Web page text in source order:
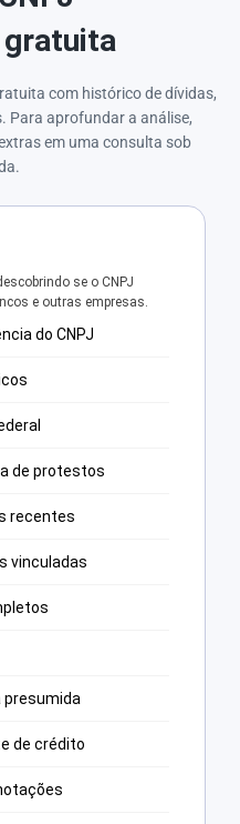
com histórico de dívidas,
Para aprofundar a análise,
em uma consulta sob
se o CNPJ
e outras empresas.
do CNPJ
de protestos
recentes
vinculadas
presumida
de crédito